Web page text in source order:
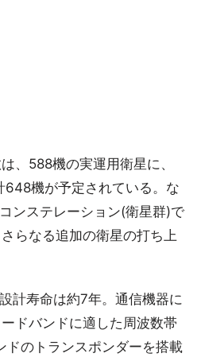
、588機の実運用衛星に、
機が予定されている。な
ンステレーション(衛星群)で
らなる追加の衛星の打ち上
計寿命は約7年。通信機器に
ドバンドに適した周波数帯
ドのトランスポンダーを搭載